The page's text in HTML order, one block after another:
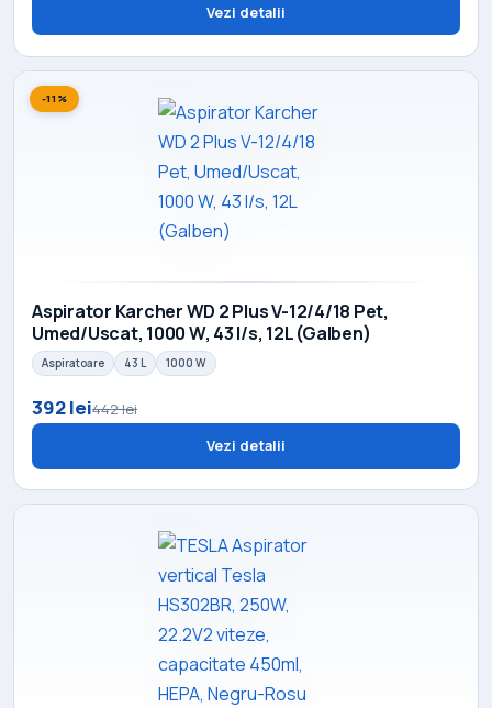
Vezi detalii
-11%
Aspirator Karcher WD 2 Plus V-12/4/18 Pet,
Umed/Uscat, 1000 W, 43 l/s, 12L (Galben)
Aspiratoare 43 L 1000 W
392 lei442 lei
Vezi detalii